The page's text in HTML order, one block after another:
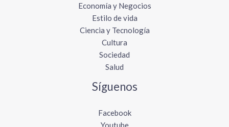
Economía y Negocios
Estilo de vida
Ciencia y Tecnología
Cultura
Sociedad
Salud
Síguenos
Facebook
Youtube